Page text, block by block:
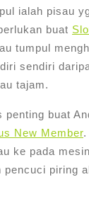
ialah pisau
buat
tumpul
sendiri
tajam.
penting buat
New Member
ke pada
pencuci piring